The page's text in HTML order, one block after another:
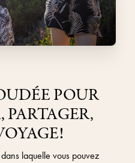
POUR
laquelle vous pouvez